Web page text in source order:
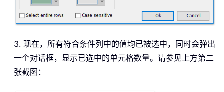
3. 现在，所有符合条件列中的值均已被选中，同时会弹出
一个对话框，显示已选中的单元格数量。请参见上方第二
张截图：